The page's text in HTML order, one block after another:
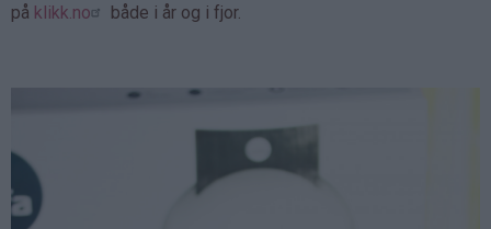
på klikk.no både i år og i fjor.